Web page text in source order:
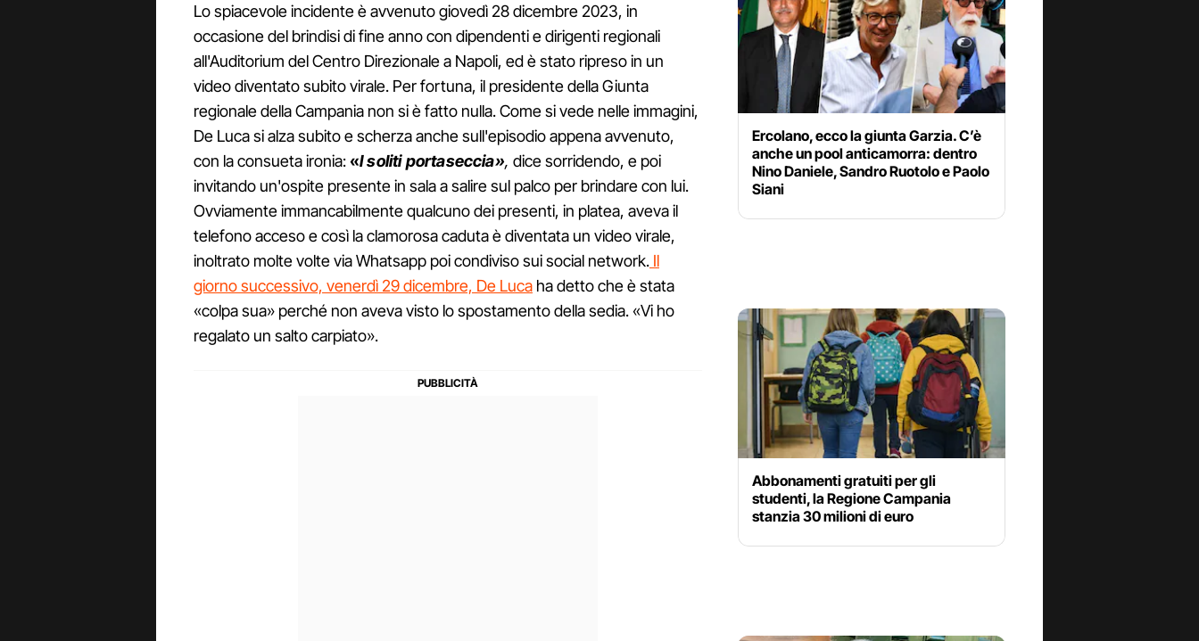
Lo spiacevole incidente è avvenuto giovedì 28 dicembre 2023, in
occasione del brindisi di fine anno con dipendenti e dirigenti regionali
all'Auditorium del Centro Direzionale a Napoli, ed è stato ripreso in un
video diventato subito virale. Per fortuna, il presidente della Giunta
regionale della Campania non si è fatto nulla. Come si vede nelle immagini,
De Luca si alza subito e scherza anche sull'episodio appena avvenuto,
con la consueta ironia:«I soliti portaseccia», dice sorridendo, e poi
invitando un'ospite presente in sala a salire sul palco per brindare con lui.
Ovviamente immancabilmente qualcuno dei presenti, in platea, aveva il
telefono acceso e così la clamorosa caduta è diventata un video virale,
inoltrato molte volte via Whatsapp poi condiviso sui social network. Il
giorno successivo, venerdì 29 dicembre, De Luca ha detto che è stata
«colpa sua» perché non aveva visto lo spostamento della sedia. «Vi ho
regalato un salto carpiato».
Ercolano, ecco la giunta Garzia. C’è
anche un pool anticamorra: dentro
Nino Daniele, Sandro Ruotolo e Paolo
Siani
Abbonamenti gratuiti per gli
studenti, la Regione Campania
stanzia 30 milioni di euro